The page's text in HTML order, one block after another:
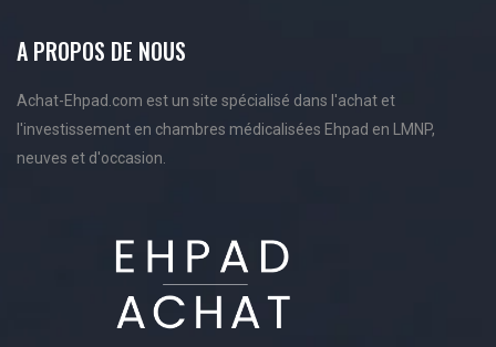
A PROPOS DE NOUS
Achat-Ehpad.com est un site spécialisé dans l'achat et
l'investissement en chambres médicalisées Ehpad en LMNP,
neuves et d'occasion.